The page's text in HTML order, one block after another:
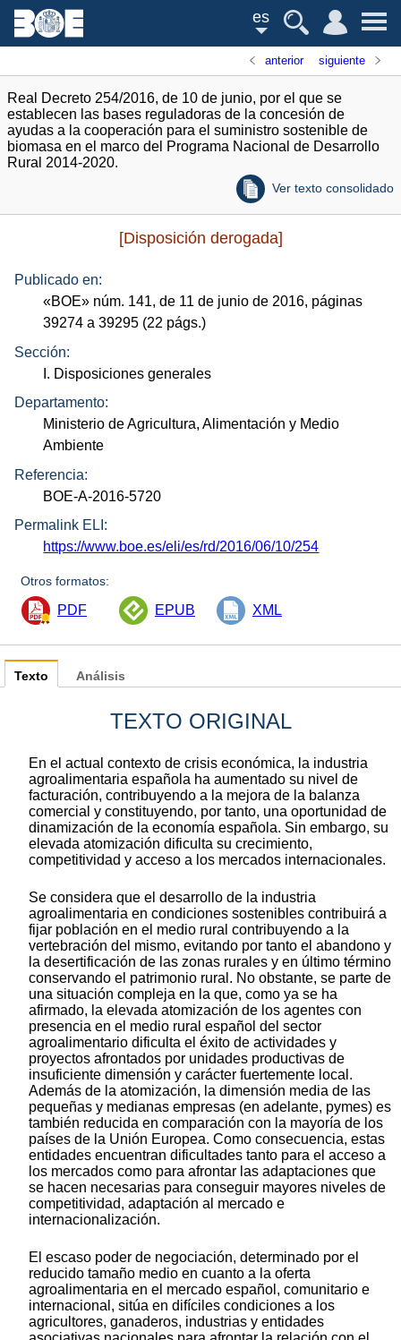
es
anterior siguiente
Real Decreto 254/2016, de 10 de junio, por el que se
establecen las bases reguladoras de la concesión de
ayudas a la cooperación para el suministro sostenible de
biomasa en el marco del Programa Nacional de Desarrollo
Rural 2014-2020.
Ver texto consolidado
[Disposición derogada]
Publicado en:
«BOE» núm. 141, de 11 de junio de 2016, páginas
39274 a 39295 (22 págs.)
Sección:
I. Disposiciones generales
Departamento:
Ministerio de Agricultura, Alimentación y Medio
Ambiente
Referencia:
BOE-A-2016-5720
Permalink ELI:
https://www.boe.es/eli/es/rd/2016/06/10/254
Otros formatos:
PDF EPUB XML
Texto
TEXTO ORIGINAL
En el actual contexto de crisis económica, la industria
agroalimentaria española ha aumentado su nivel de
facturación, contribuyendo a la mejora de la balanza
comercial y constituyendo, por tanto, una oportunidad de
dinamización de la economía española. Sin embargo, su
elevada atomización dificulta su crecimiento,
competitividad y acceso a los mercados internacionales.
Se considera que el desarrollo de la industria
agroalimentaria en condiciones sostenibles contribuirá a
fijar población en el medio rural contribuyendo a la
vertebración del mismo, evitando por tanto el abandono y
la desertificación de las zonas rurales y en último término
conservando el patrimonio rural. No obstante, se parte de
una situación compleja en la que, como ya se ha
afirmado, la elevada atomización de los agentes con
presencia en el medio rural español del sector
agroalimentario dificulta el éxito de actividades y
proyectos afrontados por unidades productivas de
insuficiente dimensión y carácter fuertemente local.
Además de la atomización, la dimensión media de las
pequeñas y medianas empresas (en adelante, pymes) es
también reducida en comparación con la mayoría de los
países de la Unión Europea. Como consecuencia, estas
entidades encuentran dificultades tanto para el acceso a
los mercados como para afrontar las adaptaciones que
se hacen necesarias para conseguir mayores niveles de
competitividad, adaptación al mercado e
internacionalización.
El escaso poder de negociación, determinado por el
reducido tamaño medio en cuanto a la oferta
agroalimentaria en el mercado español, comunitario e
internacional, sitúa en difíciles condiciones a los
agricultores, ganaderos, industrias y entidades
Análisis